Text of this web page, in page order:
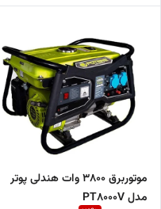
موتوربرق ۳۸۰۰ وات هندلی پوتر
مدل PT8000V